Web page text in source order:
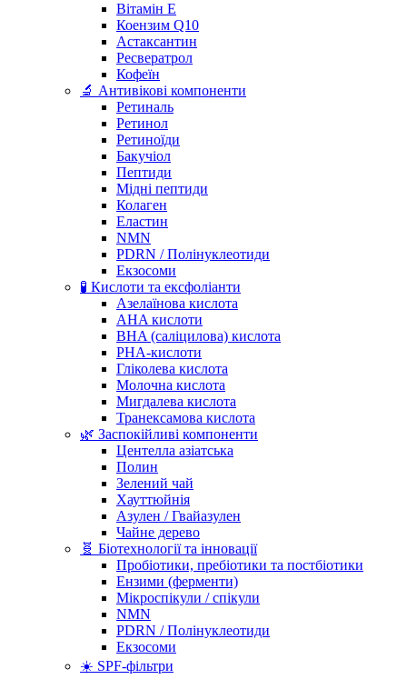
Вітамін Е
Коензим Q10
Астаксантин
Ресвератрол
Кофеїн
🔬 Антивікові компоненти
Ретиналь
Ретинол
Ретиноїди
Бакучіол
Пептиди
Мідні пептиди
Колаген
Еластин
NMN
PDRN / Полінуклеотиди
Екзосоми
🧪 Кислоти та ексфоліанти
Азелаїнова кислота
AHA кислоти
BHA (саліцилова) кислота
PHA-кислоти
Гліколева кислота
Молочна кислота
Мигдалева кислота
Транексамова кислота
🌿 Заспокійливі компоненти
Центелла азіатська
Полин
Зелений чай
Хауттюйнія
Азулен / Гвайазулен
Чайне дерево
🧬 Біотехнології та інновації
Пробіотики, пребіотики та постбіотики
Ензими (ферменти)
Мікроспікули / спікули
NMN
PDRN / Полінуклеотиди
Екзосоми
☀️ SPF-фільтри